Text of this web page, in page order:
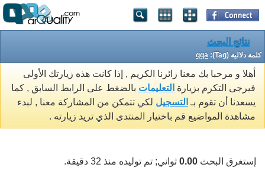
نتائج البحث
كلمة دلالية (Tag): qqa
أهلا و مرحبا بك معنا زائرنا الكريم , إذا كانت هذه زيارتك الأولى
فيرجى التكرم بزيارة التعليمات بالضغط على الرابط السابق , كما
يسعدنا أن تقوم بـ التسجيل لكي تتمكن من المشاركة معنا , لبدء
مشاهدة المواضيع قم باختيار المنتدى الذي تريد زيارته .
إستغرق البحث 0.00 ثواني; تم توليده منذ 32 دقيقة.